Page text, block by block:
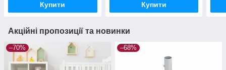
Купити Купити
Акційні пропозиції та новинки
–70% –68%